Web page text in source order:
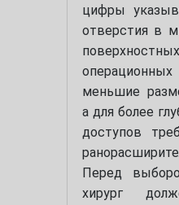
цифры
отверстия в
операционных
меньшие
а для более
доступов
Перед
хирург